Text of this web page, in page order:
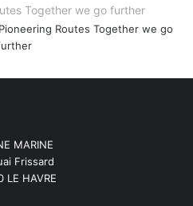
Together we go further
MARINE
Frissard
LE HAVRE